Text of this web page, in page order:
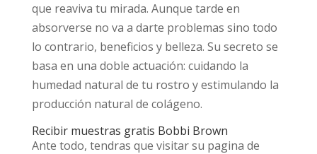
que reaviva tu mirada. Aunque tarde en
absorverse no va a darte problemas sino todo
lo contrario, beneficios y belleza. Su secreto se
basa en una doble actuación: cuidando la
humedad natural de tu rostro y estimulando la
producción natural de colágeno.
Recibir muestras gratis Bobbi Brown
Ante todo, tendras que visitar su pagina de